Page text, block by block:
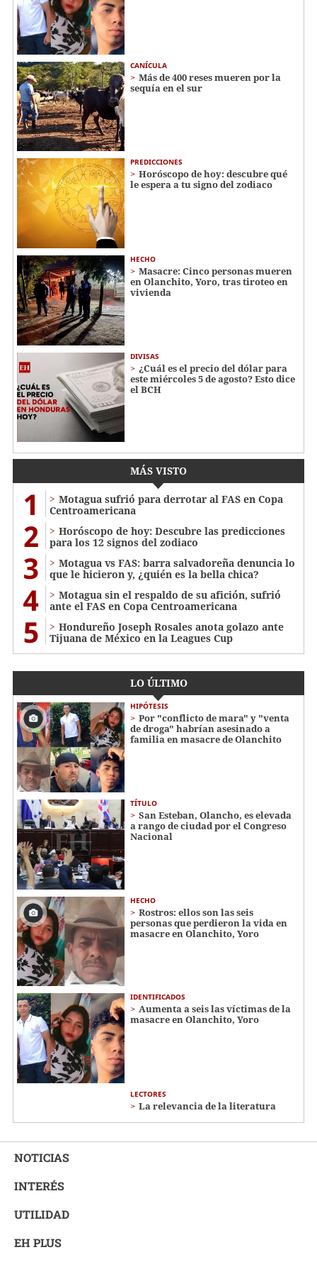
CANÍCULA
Más de 400 reses mueren por la
sequía en el sur
PREDICCIONES
Horóscopo de hoy: descubre qué
le espera a tu signo del zodiaco
HECHO
Masacre: Cinco personas mueren
en Olanchito, Yoro, tras tiroteo en
vivienda
DIVISAS
¿Cuál es el precio del dólar para
este miércoles 5 de agosto? Esto dice
el BCH
MÁS VISTO
1
Motagua sufrió para derrotar al FAS en Copa
Centroamericana
2
Horóscopo de hoy: Descubre las predicciones
para los 12 signos del zodiaco
3
Motagua vs FAS: barra salvadoreña denuncia lo
que le hicieron y, ¿quién es la bella chica?
4
Motagua sin el respaldo de su afición, sufrió
ante el FAS en Copa Centroamericana
5
Hondureño Joseph Rosales anota golazo ante
Tijuana de México en la Leagues Cup
LO ÚLTIMO
HIPÓTESIS
Por "conflicto de mara" y "venta
de droga" habrían asesinado a
familia en masacre de Olanchito
TÍTULO
San Esteban, Olancho, es elevada
a rango de ciudad por el Congreso
Nacional
HECHO
Rostros: ellos son las seis
personas que perdieron la vida en
masacre en Olanchito, Yoro
IDENTIFICADOS
Aumenta a seis las víctimas de la
masacre en Olanchito, Yoro
LECTORES
La relevancia de la literatura
NOTICIAS
INTERÉS
UTILIDAD
EH PLUS